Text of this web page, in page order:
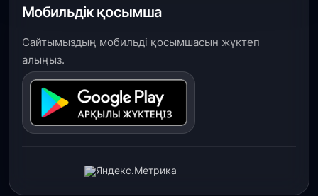
Мобильдік қосымша
Сайтымыздың мобильді қосымшасын жүктеп
алыңыз.